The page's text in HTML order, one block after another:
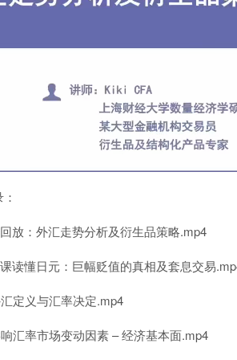
放：外汇走势分析及衍生品策略.mp4
读懂日元：巨幅贬值的真相及套息交易
定义与汇率决定.mp4
汇率市场变动因素 – 经济基本面.mp4